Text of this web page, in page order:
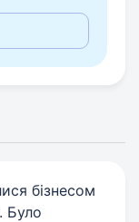
бізнесом
Було